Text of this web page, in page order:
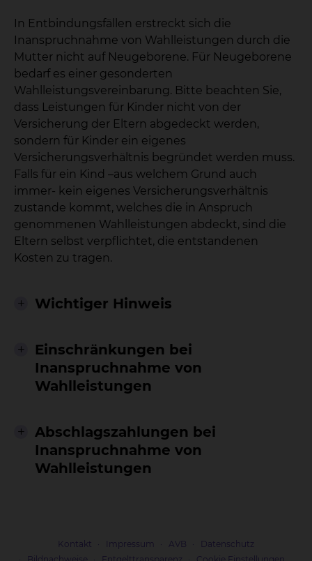
In Entbindungsfällen erstreckt sich die
Inanspruchnahme von Wahlleistungen durch die
Mutter nicht auf Neugeborene. Für Neugeborene
bedarf es einer gesonderten
Wahlleistungsvereinbarung. Bitte beachten Sie,
dass Leistungen für Kinder nicht von der
Versicherung der Eltern abgedeckt werden,
sondern für Kinder ein eigenes
Versicherungsverhältnis begründet werden muss.
Falls für ein Kind –aus welchem Grund auch
immer- kein eigenes Versicherungsverhältnis
zustande kommt, welches die in Anspruch
genommenen Wahlleistungen abdeckt, sind die
Eltern selbst verpflichtet, die entstandenen
Kosten zu tragen.
Wichtiger Hinweis
Einschränkungen bei
Inanspruchnahme von
Wahlleistungen
Abschlagszahlungen bei
Inanspruchnahme von
Wahlleistungen
Kontakt Impressum AVB
Datenschutz